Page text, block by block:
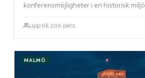
konferensmöjligheter i en historisk miljö.
upp till 200 pers.
MALMÖ